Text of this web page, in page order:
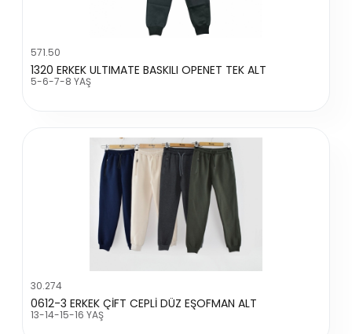
571.50
1320 ERKEK ULTIMATE BASKILI OPENET TEK ALT
5-6-7-8 YAŞ
30.274
0612-3 ERKEK ÇİFT CEPLİ DÜZ EŞOFMAN ALT
13-14-15-16 YAŞ